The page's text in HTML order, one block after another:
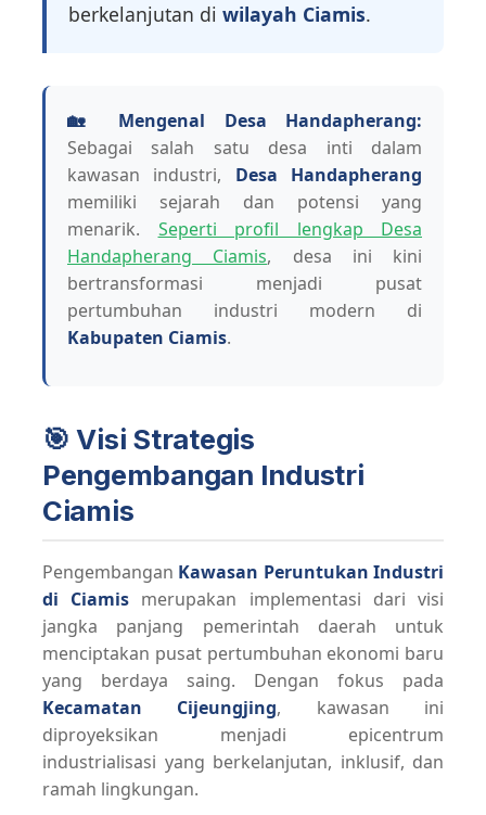
berkelanjutan di wilayah Ciamis.
🏡 Mengenal Desa Handapherang:
Sebagai salah satu desa inti dalam
kawasan industri, Desa Handapherang
memiliki sejarah dan potensi yang
menarik. Seperti profil lengkap Desa
Handapherang Ciamis, desa ini kini
bertransformasi menjadi pusat
pertumbuhan industri modern di
Kabupaten Ciamis.
🎯 Visi Strategis
Pengembangan Industri
Ciamis
Pengembangan Kawasan Peruntukan Industri
di Ciamis merupakan implementasi dari visi
jangka panjang pemerintah daerah untuk
menciptakan pusat pertumbuhan ekonomi baru
yang berdaya saing. Dengan fokus pada
Kecamatan Cijeungjing, kawasan ini
diproyeksikan menjadi epicentrum
industrialisasi yang berkelanjutan, inklusif, dan
ramah lingkungan.